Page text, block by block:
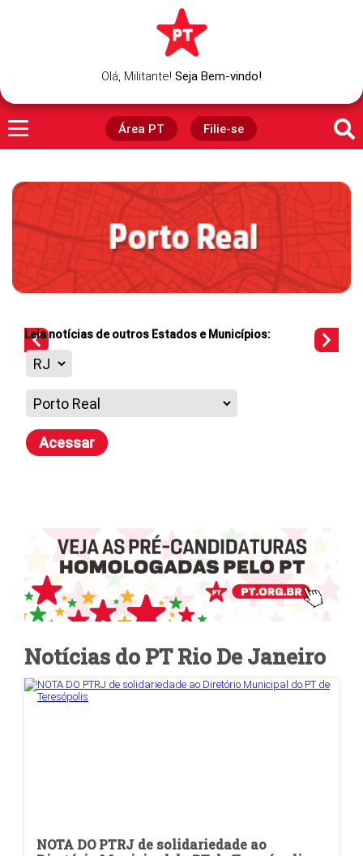
Olá, Militante! Seja Bem-vindo!
Área PT Filie-se
Leia notícias de outros Estados e Municípios:
Acessar
Notícias do PTRio De Janeiro
NOTA DO PTRJ de solidariedade ao